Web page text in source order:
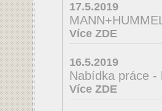
17.5.2019
Více ZDE
16.5.2019
Nabídka práce
Více ZDE